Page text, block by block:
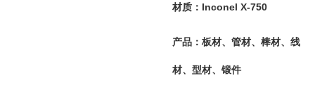
材质：Inconel X-750
产品：板材、管材、棒材、线
材、型材、锻件